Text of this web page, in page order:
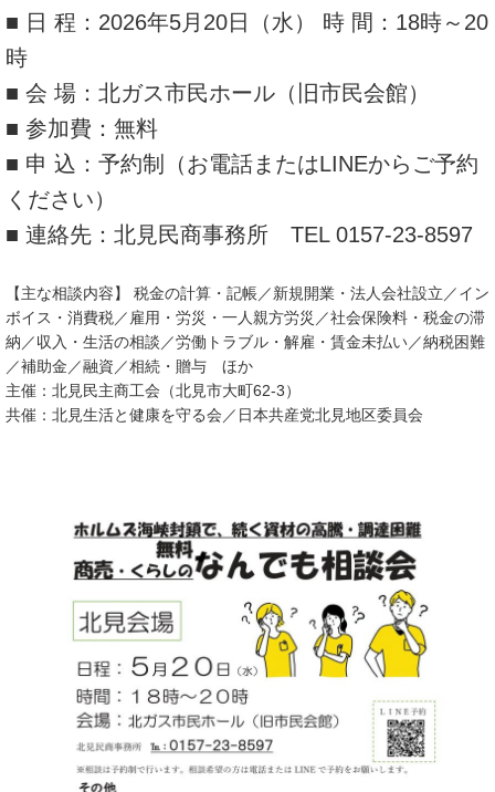
■ 日 程：2026年5月20日（水） 時 間：18時～20
時
■ 会 場：北ガス市民ホール（旧市民会館）
■ 参加費：無料
■ 申 込：予約制（お電話またはLINEからご予約
ください）
■ 連絡先：北見民商事務所 TEL 0157-23-8597
【主な相談内容】 税金の計算・記帳／新規開業・法人会社設立／イン
ボイス・消費税／雇用・労災・一人親方労災／社会保険料・税金の滞
納／収入・生活の相談／労働トラブル・解雇・賃金未払い／納税困難
／補助金／融資／相続・贈与 ほか
主催：北見民主商工会（北見市大町62-3）
共催：北見生活と健康を守る会／日本共産党北見地区委員会